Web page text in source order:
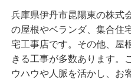
兵庫県伊丹市昆陽東の株式
の屋根やベランダ、集合住
宅工事店です。その他、屋
きる工事が多数あります。
ウハウや人脈を活かし、お